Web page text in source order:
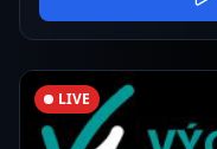
LIVE